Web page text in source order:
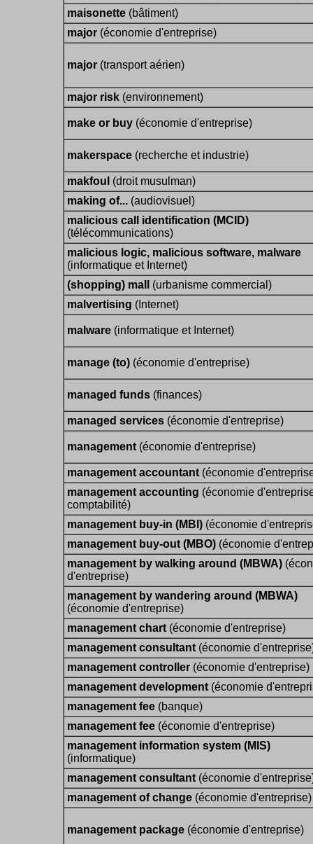
maisonette (bâtiment)
major (économie d'entreprise)
major (transport aérien)
major risk (environnement)
make or buy (économie d'entreprise)
makerspace (recherche et industrie)
makfoul (droit musulman)
making of... (audiovisuel)
malicious call identification (MCID)
(télécommunications)
malicious logic, malicious software, malware
(informatique et Internet)
(shopping) mall
(urbanisme commercial)
malvertising (Internet)
malware (informatique et Internet)
manage (to) (économie d'entreprise)
managed funds (finances)
managed services (économie d'entreprise)
management (économie d'entreprise)
management accountant (économie
management accounting (économie
comptabilité)
management buy-in (MBI) (économie
management buy-out (MBO) (économie
management by walking around (MBWA)
d'entreprise)
management by wandering around (MBWA)
(économie d'entreprise)
management chart (économie d'entreprise)
management consultant (économie
management controller (économie d'entreprise)
management development (économie
management fee (banque)
management fee (économie d'entreprise)
management information system (MIS)
(informatique)
management consultant (économie
management of change (économie d'entreprise)
management package (économie d'entreprise)